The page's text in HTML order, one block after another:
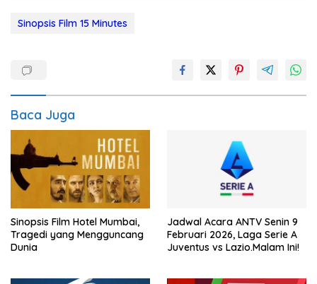
Sinopsis Film 15 Minutes
Baca Juga
Sinopsis Film Hotel Mumbai,
Tragedi yang Mengguncang
Dunia
Jadwal Acara ANTV Senin 9
Februari 2026, Laga Serie A
Juventus vs Lazio.Malam Ini!